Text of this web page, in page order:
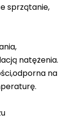
sprzątanie,
natężenia.
na